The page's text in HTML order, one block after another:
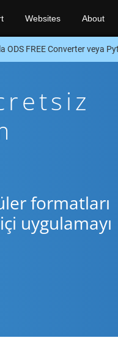
Websites About
ODS FREE Converter veya
formatları
uygulamayı